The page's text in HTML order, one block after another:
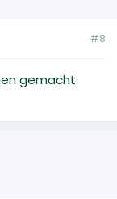
#8
gemacht.